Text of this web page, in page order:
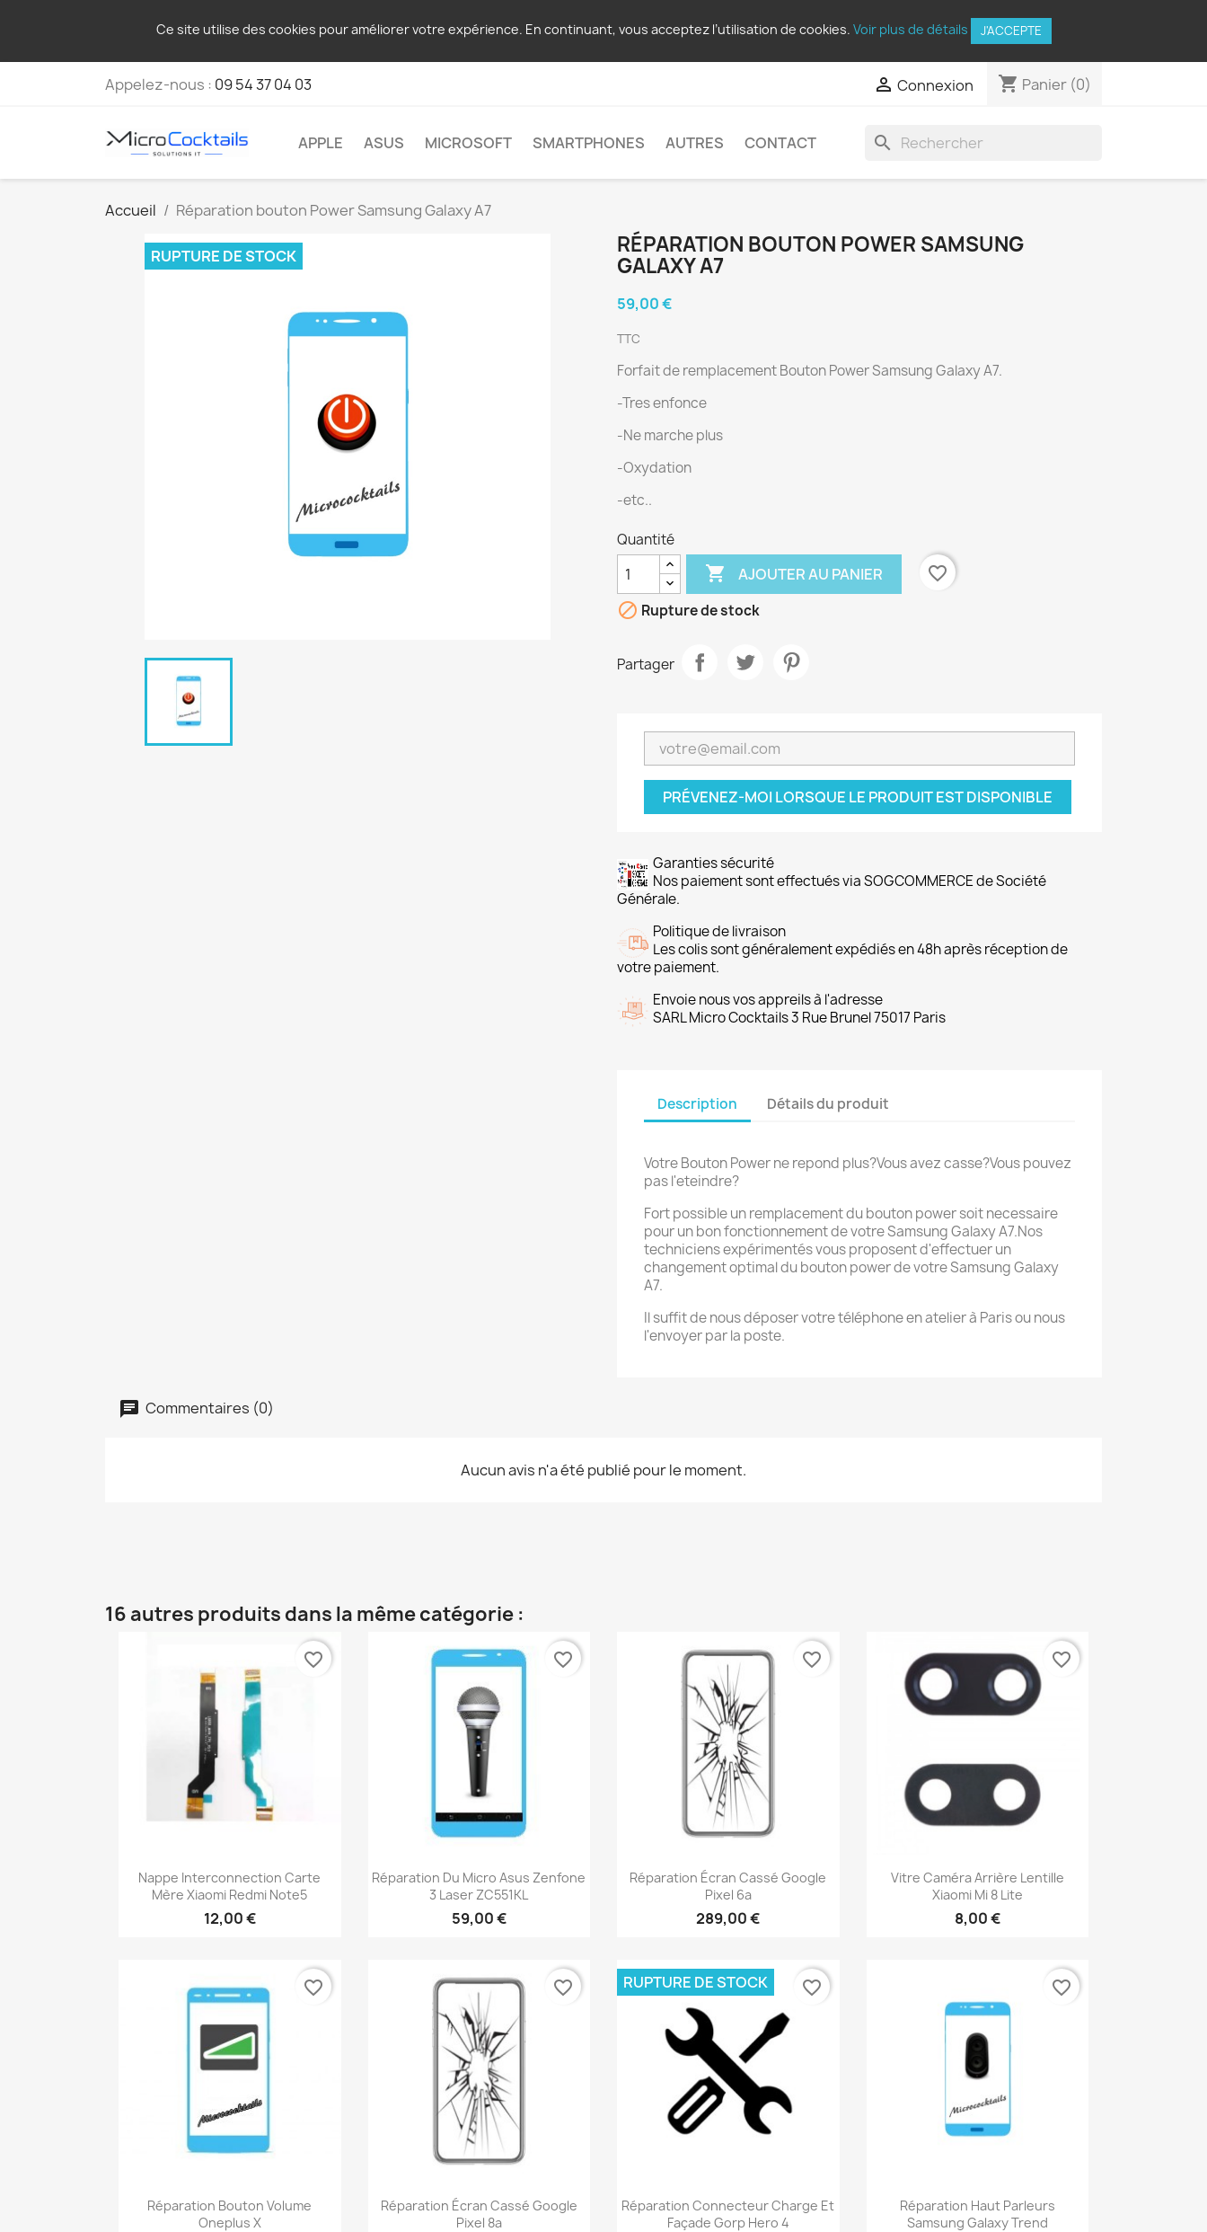
Ce site utilise des cookies pour améliorer votre expérience. En continuant, vous acceptez l’utilisation de cookies. Voir plus de détails J'ACCEPTE
Appelez-nous : 09 54 37 04 03  Connexion shopping_cart Panier (0)
APPLE ASUS MICROSOFT SMARTPHONES AUTRES CONTACT search
Accueil Réparation bouton Power Samsung Galaxy A7
RUPTURE DE STOCK
RÉPARATION BOUTON POWER SAMSUNG
GALAXY A7
59,00 €
TTC
Forfait de remplacement Bouton Power Samsung Galaxy A7.
-Tres enfonce
-Ne marche plus
-Oxydation
-etc..
Quantité
 AJOUTER AU PANIER
favorite_border
 Rupture de stock
Partager
PRÉVENEZ-MOI LORSQUE LE PRODUIT EST DISPONIBLE
Garanties sécurité
Nos paiement sont effectués via SOGCOMMERCE de Société
Générale.
Politique de livraison
Les colis sont généralement expédiés en 48h après réception de
votre paiement.
Envoie nous vos appreils à l'adresse
SARL Micro Cocktails 3 Rue Brunel 75017 Paris
Description Détails du produit
Votre Bouton Power ne repond plus?Vous avez casse?Vous pouvez
pas l'eteindre?
Fort possible un remplacement du bouton power soit necessaire
pour un bon fonctionnement de votre Samsung Galaxy A7.Nos
techniciens expérimentés vous proposent d'effectuer un
changement optimal du bouton power de votre Samsung Galaxy
A7.
Il suffit de nous déposer votre téléphone en atelier à Paris ou nous
l'envoyer par la poste.
Commentaires (0)
Aucun avis n'a été publié pour le moment.
16 autres produits dans la même catégorie :
Aperçu rapide
Nappe Interconnection Carte
Mère Xiaomi Redmi Note5
12,00 €
favorite_border
Aperçu rapide
Réparation Du Micro Asus Zenfone
3 Laser ZC551KL
59,00 €
favorite_border
Aperçu rapide
Réparation Écran Cassé Google
Pixel 6a
289,00 €
favorite_border
Aperçu rapide
Vitre Caméra Arrière Lentille
Xiaomi Mi 8 Lite
8,00 €
favorite_border
Aperçu rapide
Réparation Bouton Volume
Oneplus X
favorite_border
Aperçu rapide
Réparation Écran Cassé Google
Pixel 8a
favorite_border
Aperçu rapide
Réparation Connecteur Charge Et
Façade Gorp Hero 4
RUPTURE DE STOCK favorite_border
Aperçu rapide
Réparation Haut Parleurs
Samsung Galaxy Trend
favorite_border